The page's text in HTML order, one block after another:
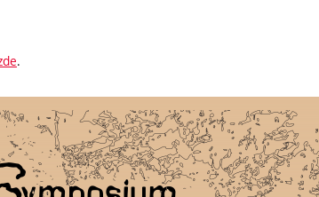
.